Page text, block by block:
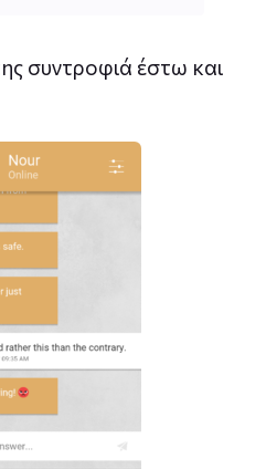
συντροφιά έστω και